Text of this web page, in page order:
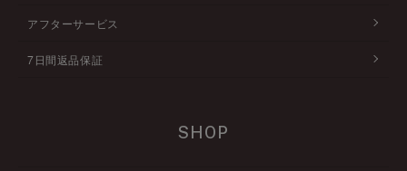
アフターサービス
7日間返品保証
SHOP